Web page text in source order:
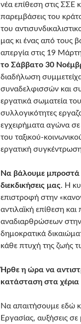
νέα επίθεση στις ΣΣΕ
παρεμβάσεις του
του
μας κι ένας από τους
απεργία στις 19
το Σάββατο 30
διαδήλωση
συναδελφισσών και
εργατικά σωματεία
συλλογικότητες
εγχειρήματα αγώνα σε
του ταξικού-
εργατική
Να βάλουμε μπροστά
διεκδικήσεις μας. Η
επιστροφή στην
αντιλαϊκή επίθεση
αναδιαρθρώσεων στην
δημοκρατικά
κάθε πτυχή της ζωής
Ήρθε η ώρα να
κατάσταση στα χέρια
Να απαιτήσουμε εδώ
Εργασίας, αυξήσεις